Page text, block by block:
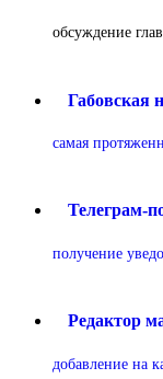
обсуждение
Габовская
самая
Телеграм-
получение
Редактор
добавление на